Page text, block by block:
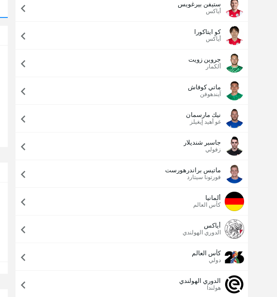
ستيفن بيرغويس
أياكس
كو ايتاكورا
أياكس
جروين زويت
ألكمار
ماتي كوفاش
آيندهوفن
نيك مارسمان
غو أهيد إيغيلز
جاسبر شنديلار
زفولي
ماتيس براندرهورست
فورتونا سيتارد
ألمانيا
كأس العالم
أياكس
الدوري الهولندي
كأس العالم
دولي
الدوري الهولندي
هولندا